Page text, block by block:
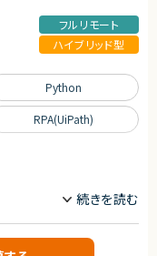
イン稼働開始（3~6か月程
いただきます。
異なります。
自然言語で検索・対話でき
してプロトタイプ開発を提案
フルリモート
ハイブリッド型
Python
RPA(UiPath)